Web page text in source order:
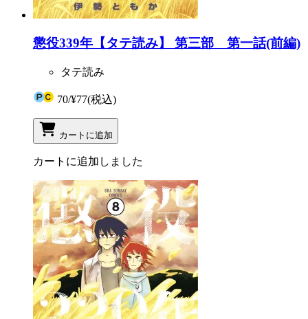
懲役339年【タテ読み】 第三部 第一話(前編)
タテ読み
70/¥77(税込)
カートに追加
カートに追加しました